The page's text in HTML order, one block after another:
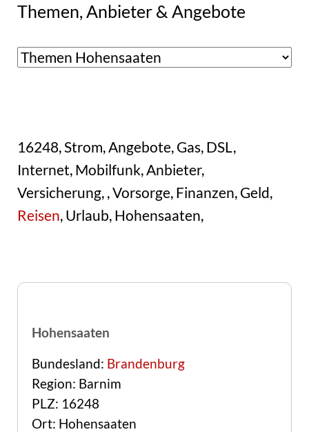
Themen, Anbieter & Angebote
16248, Strom, Angebote, Gas, DSL,
Internet, Mobilfunk, Anbieter,
Versicherung, , Vorsorge, Finanzen, Geld,
Reisen, Urlaub, Hohensaaten,
Hohensaaten
Bundesland: Brandenburg
Region: Barnim
PLZ: 16248
Ort: Hohensaaten